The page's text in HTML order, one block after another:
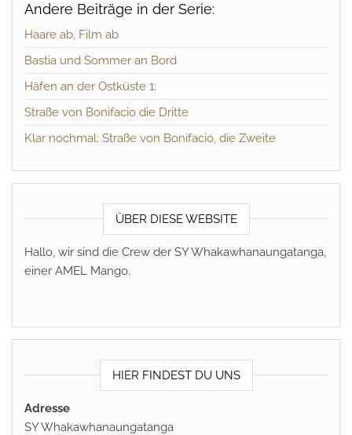
Andere Beiträge in der Serie:
Haare ab, Film ab
Bastia und Sommer an Bord
Häfen an der Ostküste 1:
Straße von Bonifacio die Dritte
Klar nochmal: Straße von Bonifacio, die Zweite
ÜBER DIESE WEBSITE
Hallo, wir sind die Crew der SY Whakawhanaungatanga,
einer AMEL Mango.
HIER FINDEST DU UNS
Adresse
SY Whakawhanaungatanga